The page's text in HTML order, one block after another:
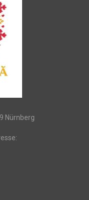
Nürnberg